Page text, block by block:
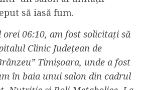
să iasă fum.
06:10, am fost solicitați să
Clinic Județean de
Timișoara, unde a fost
în baia unui salon din cadrul